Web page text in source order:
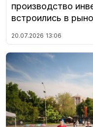
производство
встроились в
20.07.2026 13:06